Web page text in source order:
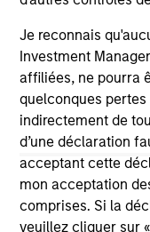
Je reconnais
Investment
affiliées, ne pourra
quelconques
indirectement de
d’une déclaration
acceptant cette
mon acceptation
comprises. Si la
veuillez cliquer sur
purposes only. The
not constitute and
offering of
solicitation of an
jurisdiction in
purchase or sale
securities,
All investing
Please refer to the
information on the